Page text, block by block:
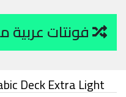
Deck Extra Light